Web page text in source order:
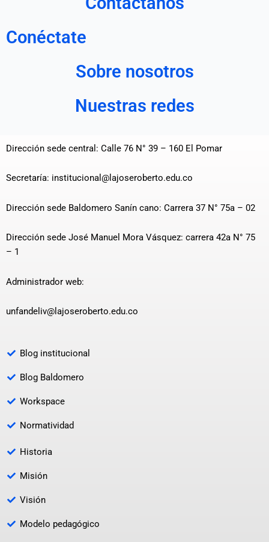
Conéctate
Sobre nosotros
Nuestras redes
Dirección sede central: Calle 76 N° 39 – 160 El Pomar
Secretaría: institucional@lajoseroberto.edu.co
Dirección sede Baldomero Sanín cano: Carrera 37 N° 75a – 02
Dirección sede José Manuel Mora Vásquez: carrera 42a N° 75
– 1
Administrador web:
unfandeliv@lajoseroberto.edu.co
Blog institucional
Blog Baldomero
Workspace
Normatividad
Historia
Misión
Visión
Modelo pedagógico